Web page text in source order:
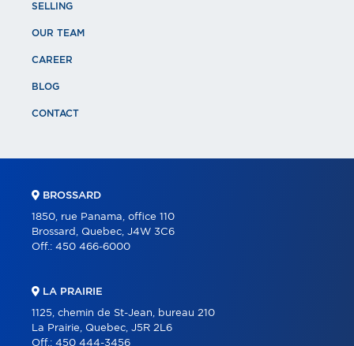
SELLING
OUR TEAM
CAREER
BLOG
CONTACT
BROSSARD
1850, rue Panama, office 110
Brossard, Quebec, J4W 3C6
Off.: 450 466-6000
LA PRAIRIE
1125, chemin de St-Jean, bureau 210
La Prairie, Quebec, J5R 2L6
Off.: 450 444-3456